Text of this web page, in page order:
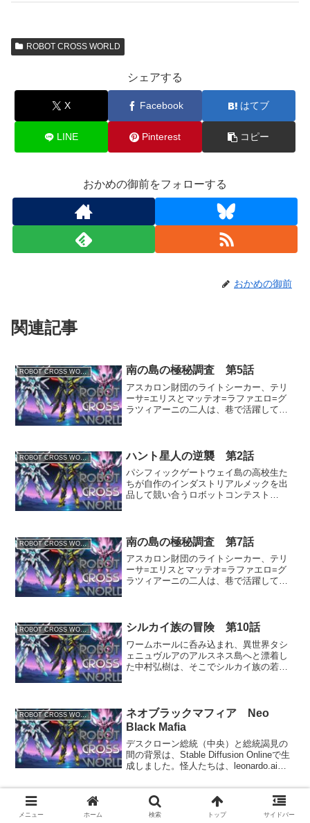
ROBOT CROSS WORLD
シェアする
X Facebook はてブ
LINE Pinterest コピー
おかめの御前をフォローする
おかめの御前
関連記事
ROBOT CROSS WORLD 南の島の極秘調査 第5話
アスカロン財団のライトシーカー、テリ
ーサ=エリスとマッテオ=ラファエロ=グ
ラツィアーニの二人は、巷で活躍してい
の機体名称が「アクアラ...
ROBOT CROSS WORLD ハント星人の逆襲 第2話
パシフィックゲートウェイ島の高校生た
ちが自作のインダストリアルメックを出
品して競い合うロボットコンテスト
メックとして「Sky...
ROBOT CROSS WORLD 南の島の極秘調査 第7話
アスカロン財団のライトシーカー、テリ
ーサ=エリスとマッテオ=ラファエロ=グ
ラツィアーニの二人は、巷で活躍してい
ト「アクアライザー」と...
ROBOT CROSS WORLD シルカイ族の冒険 第10話
ワームホールに呑み込まれ、異世界タシ
ェニュヴルアのアルスネス島へと漂着し
た中村弘樹は、そこでシルカイ族の若き
し、レイヴンの妹セリーナ...
ROBOT CROSS WORLD
ネオブラックマフィア Neo
Black Mafia
デスクローン総統（中央）と総統謁見の
間の背景は、Stable Diffusion Onlineで生
成しました。怪人たちは、leonardo.aiの
旧ブラックマフィアを乗っ取った正体不
明の怪人...
王女失踪事件 第6話
旧知の仲であるシーディングリア連邦王
メニュー ホーム 検索 トップ サイドバー